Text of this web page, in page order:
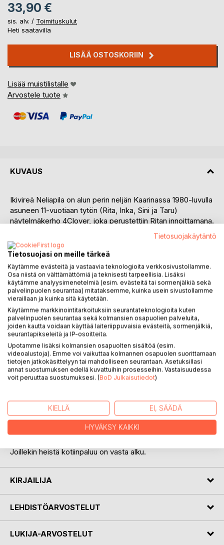
33,90 €
sis. alv. / Toimituskulut
Heti saatavilla
LISÄÄ OSTOSKORIIN
Lisää muistilistalle
Arvostele tuote
KUVAUS
Ikivireä Neliapila on alun perin neljän Kaarinassa 1980-luvulla
asuneen 11-vuotiaan tytön (Rita, Inka, Sini ja Taru)
näytelmäkerho 4Clover, joka perustettiin Ritan innoittamana.
Ryhmä hajosi, kun elämä vei Ritan New Yorkiin. Jäljelle jäi
kuitenkin jotain pysyvämpää: side, joka on kestänyt vuodet,
muutokset ja etäisyydet.
Kun elämä rauhoittuu ja lapset kasvavat, uusi vaihe voi
alkaa. Kolme Turun seudulla asuvaa ystävystä herättävät
kerhon henkiin uudella nimellä: Ikivireä Neliapila. He
täyttävät liikenevän vapaa-ajan kulttuurilla, keskusteluilla ja
yhteisillä hetkillä:teatteri-illoista illallisiin ja retkillä, joiden
avulla maailma tuntuu taas avoimelta.
Kun leskeksi jäänyt Eira muuttaa Turkuun ja päätyy Tarun
seinänaapuriksi, hänet houkutellaan mukaan kerhoon. Uusi
alku tuntuu Eirallekin mahdolliselta.
yllätysristeilyn, jonka todellinen tarkoitus pysyy salassa.
Mutta matkan aikana pinnan alle kätkeytyneet tunteet,
muistot ja totuudet alkavat nousta esiin.
Joillekin heistä kotiinpaluu on vasta alku.
KIRJAILIJA
LEHDISTÖARVOSTELUT
LUKIJA-ARVOSTELUT
Tietosuojakäytäntö
Tietosuojasi on meille tärkeä
Käytämme evästeitä ja vastaavia teknologioita verkkosivustollamme.
Osa niistä on välttämättömiä ja teknisesti tarpeellisia. Lisäksi
käytämme analyysimenetelmiä (esim. evästeitä tai sormenjälkiä sekä
palvelinpuolen seurantaa) mitataksemme, kuinka usein sivustollamme
vieraillaan ja kuinka sitä käytetään.
Käytämme markkinointitarkoituksiin seurantateknologioita kuten
palvelinpuolen seurantaa sekä kolmansien osapuolien palveluita,
joiden kautta voidaan käyttää laiteriippuvaisia evästeitä, sormenjälkiä,
seurantapikseleitä ja IP-osoitteita.
Upotamme lisäksi kolmansien osapuolten sisältöä (esim.
videoalustoja). Emme voi vaikuttaa kolmannen osapuolen suorittamaan
tietojen jatkokäsittelyyn tai mahdolliseen seurantaan. Asetuksillasi
annat suostumuksen edellä kuvattuihin prosesseihin. Vastaisuudessa
voit peruuttaa suostumuksesi. (BoD Julkaisutiedot)
KIELLÄ EI, SÄÄDÄ
HYVÄKSY KAIKKI